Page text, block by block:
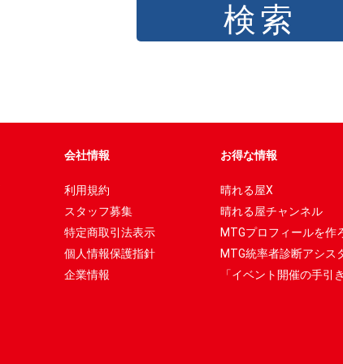
会社情報
利用規約
スタッフ募集
特定商取引法表示
個人情報保護指針
企業情報
お得な情報
晴れる屋X
晴れる屋チャンネル
MTGプロフィールを作
MTG統率者診断アシス
「イベント開催の手引